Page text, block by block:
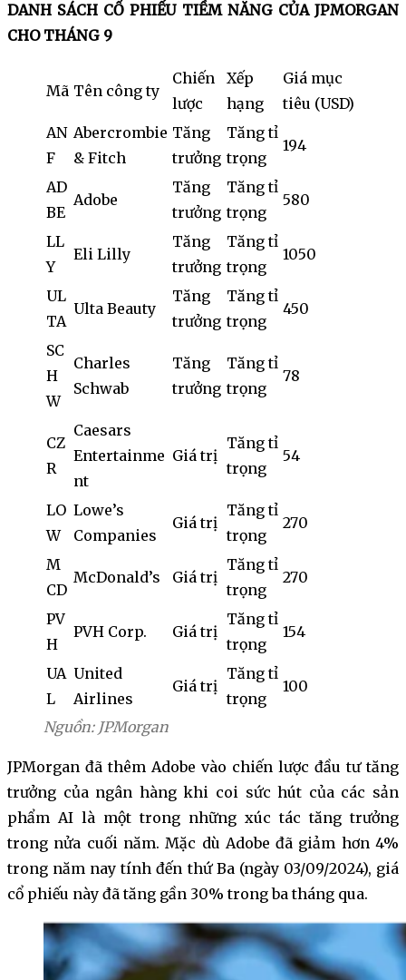
DANH SÁCH CỔ PHIẾU TIỀM NĂNG CỦA JPMORGAN
CHO THÁNG 9
Mã Tên công ty
Chiến
lược
Xếp
hạng
Giá mục
tiêu (USD)
AN
F
Abercrombie
& Fitch
Tăng
trưởng
Tăng tỉ
trọng
194
AD
BE
Adobe
Tăng
trưởng
Tăng tỉ
trọng
580
LL
Y
Eli Lilly
Tăng
trưởng
Tăng tỉ
trọng
1050
UL
TA
Ulta Beauty
Tăng
trưởng
Tăng tỉ
trọng
450
SC
H
W
Charles
Schwab
Tăng
trưởng
Tăng tỉ
trọng
78
CZ
R
Caesars
Entertainme
nt
Giá trị
Tăng tỉ
trọng
54
LO
W
Lowe’s
Companies
Giá trị
Tăng tỉ
trọng
270
M
CD
McDonald’s Giá trị
Tăng tỉ
trọng
270
PV
H
PVH Corp. Giá trị
Tăng tỉ
trọng
154
UA
L
United
Airlines
Giá trị
Tăng tỉ
trọng
100
Nguồn: JPMorgan
JPMorgan đã thêm Adobe vào chiến lược đầu tư tăng
trưởng của ngân hàng khi coi sức hút của các sản
phẩm AI là một trong những xúc tác tăng trưởng
trong nửa cuối năm. Mặc dù Adobe đã giảm hơn 4%
trong năm nay tính đến thứ Ba (ngày 03/09/2024), giá
cổ phiếu này đã tăng gần 30% trong ba tháng qua.